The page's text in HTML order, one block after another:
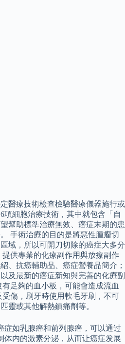
醫療技術檢查檢驗醫療儀器施行或
項細胞治療技術，其中就包含「自
幫助標準治療無效、癌症末期的患
手術治療的目的是將惡性腫瘤切
域，所以可開刀切除的癌症大多分
供專業的化療副作用與放療副作
、抗癌輔助品、癌症營養品簡介；
及最新的癌症新知與完善的化療副
足夠的血小板，可能會造成流血
傷，刷牙時使用軟毛牙刷，不可
靈或其他解熱鎮痛劑等。
症如乳腺癌和前列腺癌，可以通过
体内的激素分泌，从而让癌症发展